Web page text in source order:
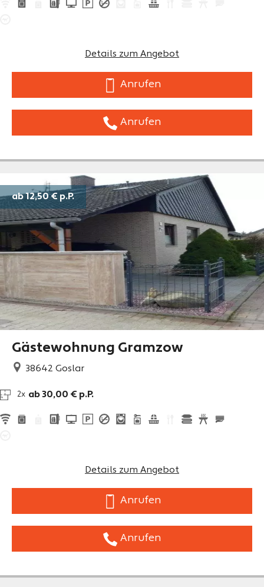
Details zum Angebot
Anrufen
Anrufen
Gästewohnung Gramzow
38642 Goslar
2x ab 30,00 € p.P.
Details zum Angebot
Anrufen
Anrufen
ab 12,50 € p.P.